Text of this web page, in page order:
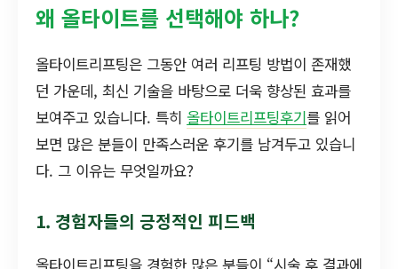
왜 올타이트를 선택해야 하나?
올타이트리프팅은 그동안 여러 리프팅 방법이 존재했
던 가운데, 최신 기술을 바탕으로 더욱 향상된 효과를
보여주고 있습니다. 특히 올타이트리프팅후기를 읽어
보면 많은 분들이 만족스러운 후기를 남겨두고 있습니
다. 그 이유는 무엇일까요?
1. 경험자들의 긍정적인 피드백
올타이트리프팅을 경험한 많은 분들이 “시술 후 결과에